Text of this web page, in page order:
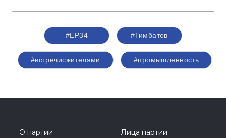
#ЕР34 #Гимбатов
#встречисжителями #промышленность
О партии
Лица партии